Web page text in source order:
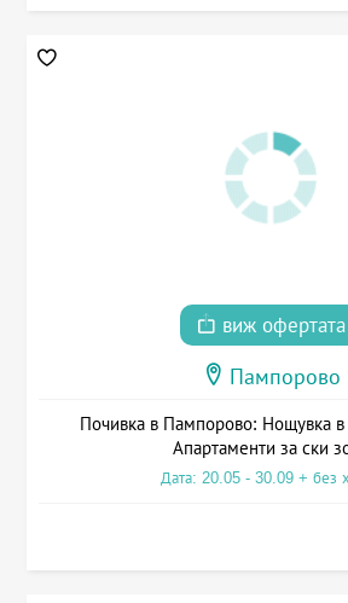
виж офертата
Пампорово
Почивка в Пампорово: Нощувка в
Апартаменти за ски
Дата: 20.05 - 30.09 + без